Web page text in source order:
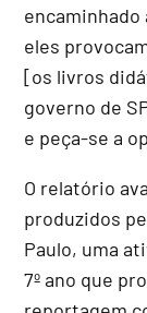
encaminhado
eles
[os livros
governo de
e peça-se a
O relatório
produzidos
Paulo, uma
7º ano que